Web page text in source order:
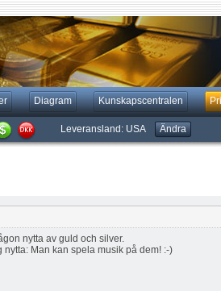
Diagram Kunskapscentralen
Leveransland: USA Ändra
nytta av guld och silver.
Man kan spela musik på dem! :-)